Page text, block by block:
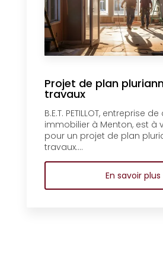
Projet de plan
travaux
B.E.T. PETILLOT, entreprise
immobilier à Menton, est à
pour un projet de plan
travaux....
En savoir plus